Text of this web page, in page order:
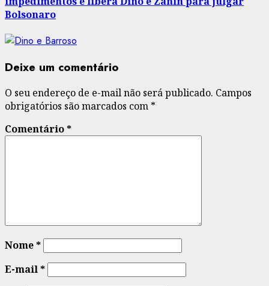
Bolsonaro
Deixe um comentário
O seu endereço de e-mail não será publicado. Campos
obrigatórios são marcados com *
Comentário*
Nome*
E-mail*